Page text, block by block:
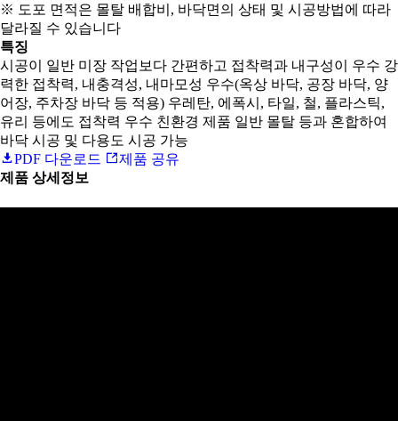
※ 도포 면적은 몰탈 배합비, 바닥면의 상태 및 시공방법에 따라
달라질 수 있습니다
특징
시공이 일반 미장 작업보다 간편하고 접착력과 내구성이 우수 강
력한 접착력, 내충격성, 내마모성 우수(옥상 바닥, 공장 바닥, 양
어장, 주차장 바닥 등 적용) 우레탄, 에폭시, 타일, 철, 플라스틱,
유리 등에도 접착력 우수 친환경 제품 일반 몰탈 등과 혼합하여
바닥 시공 및 다용도 시공 가능
PDF 다운로드
제품 공유
제품 상세정보